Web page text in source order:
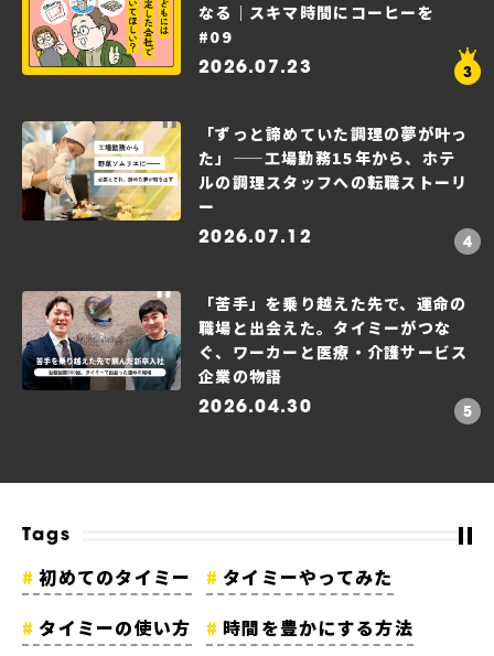
なる｜スキマ時間にコーヒーを
#09
2026.07.23
「ずっと諦めていた調理の夢が叶っ
た」——工場勤務15年から、ホテ
ルの調理スタッフへの転職ストーリ
ー
2026.07.12
「苦手」を乗り越えた先で、運命の
職場と出会えた。タイミーがつな
ぐ、ワーカーと医療・介護サービス
企業の物語
2026.04.30
Tags
初めてのタイミー
タイミーやってみた
タイミーの使い方
時間を豊かにする方法